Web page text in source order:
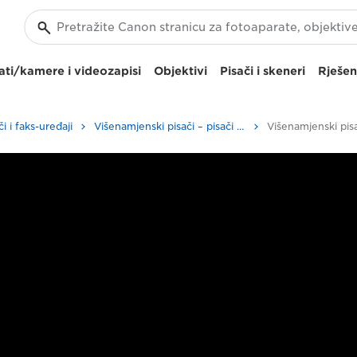
kamere i videozapisi Objektivi Pisači i skeneri
i faks-uređaji Višenamjenski pisači – pisači "sve u jednom" Višenamjenski